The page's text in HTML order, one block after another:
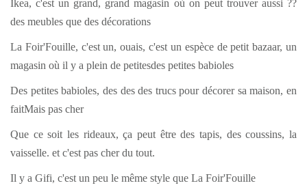
Ikea, c'est un grand, grand magasin où on peut trouver aussi ??
des meubles que des décorations
La Foir'Fouille, c'est un, ouais, c'est un espèce de petit bazaar, un
magasin où il y a plein de petitesdes petites babioles
Des petites babioles, des des des trucs pour décorer sa maison, en
faitMais pas cher
Que ce soit les rideaux, ça peut être des tapis, des coussins, la
vaisselle. et c'est pas cher du tout.
Il y a Gifi, c'est un peu le même style que La Foir'Fouille